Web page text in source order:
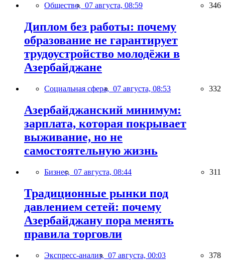
Общество, 07 августа, 08:59 346
Диплом без работы: почему
образование не гарантирует
трудоустройство молодёжи в
Азербайджане
Социальная сфера, 07 августа, 08:53 332
Азербайджанский минимум:
зарплата, которая покрывает
выживание, но не
самостоятельную жизнь
Бизнес, 07 августа, 08:44 311
Традиционные рынки под
давлением сетей: почему
Азербайджану пора менять
правила торговли
Экспресс-анализ, 07 августа, 00:03 378